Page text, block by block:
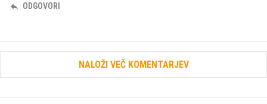
ODGOVORI
NALOŽI VEČ KOMENTARJEV